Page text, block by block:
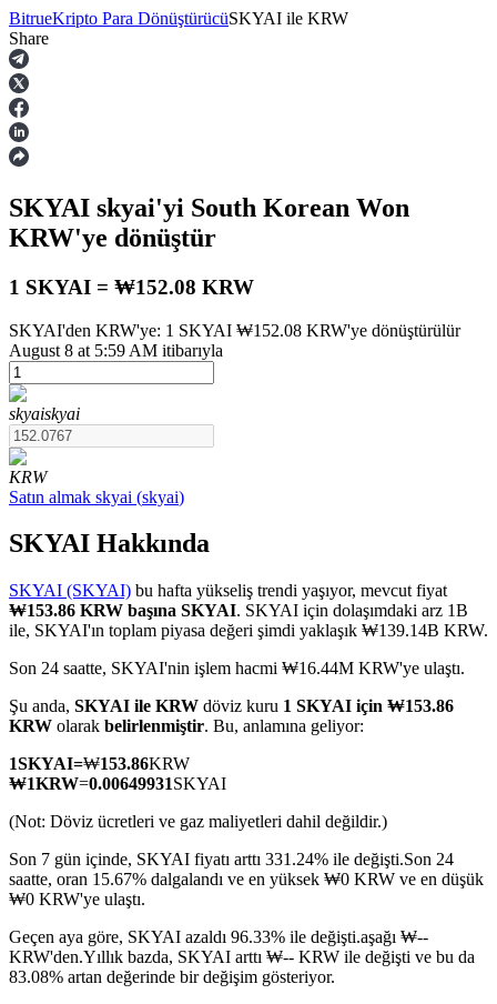
Vadeli İşlemler
USDT Vadeli İşlemleri
COIN-M Vadeli İşlemleri
Kripto Para Vadeli İşlemleri
TradFi
Hisse senetleri, döviz, değerli metaller ve emtia türevleri
USDC Vadeli İşlemleri
BitrueKripto Para DönüştürücüSKYAI ile KRW
Share
SKYAI skyai'yi South Korean Won
KRW'ye dönüştür
1 SKYAI = ₩152.08 KRW
SKYAI'den KRW'ye: 1 SKYAI ₩152.08 KRW'ye dönüştürülür
August 8 at 5:59 AM itibarıyla
skyaiskyai
KRW
Satın almak skyai (skyai)
SKYAI Hakkında
SKYAI (SKYAI) bu hafta yükseliş trendi yaşıyor, mevcut fiyat
₩153.86 KRW başına SKYAI. SKYAI için dolaşımdaki arz 1B
ile, SKYAI'ın toplam piyasa değeri şimdi yaklaşık ₩139.14B KRW.
Son 24 saatte, SKYAI'nin işlem hacmi ₩16.44M KRW'ye ulaştı.
Şu anda, SKYAI ile KRW döviz kuru 1 SKYAI için ₩153.86
KRW olarak belirlenmiştir. Bu, anlamına geliyor:
1SKYAI=₩153.86KRW
₩1KRW=0.00649931SKYAI
(Not: Döviz ücretleri ve gaz maliyetleri dahil değildir.)
Son 7 gün içinde, SKYAI fiyatı arttı 331.24% ile değişti.Son 24
saatte, oran 15.67% dalgalandı ve en yüksek ₩0 KRW ve en düşük
₩0 KRW'ye ulaştı.
Geçen aya göre, SKYAI azaldı 96.33% ile değişti.aşağı ₩--
KRW'den.Yıllık bazda, SKYAI arttı ₩-- KRW ile değişti ve bu da
83.08% artan değerinde bir değişim gösteriyor.